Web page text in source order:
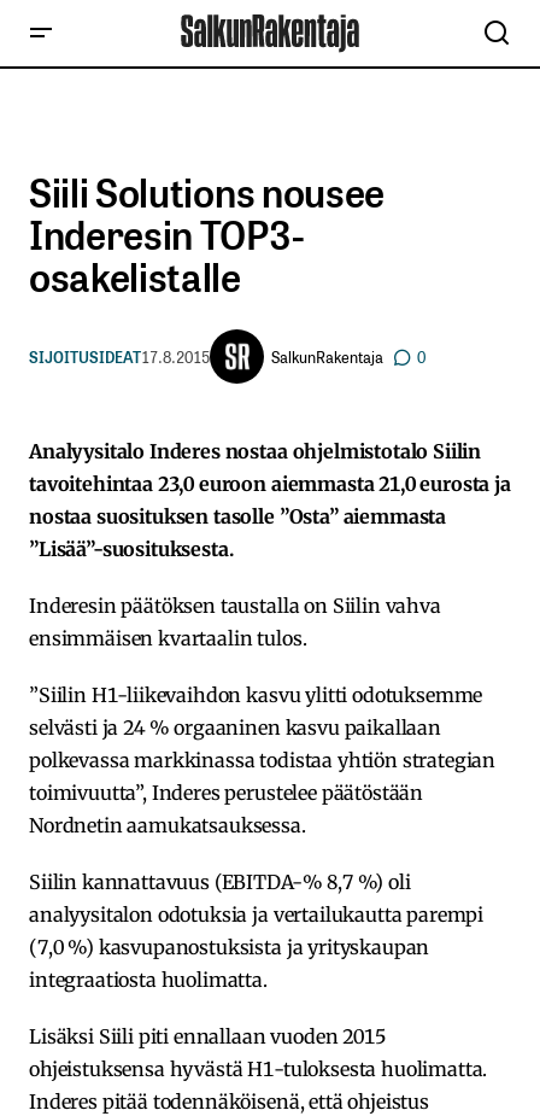
Siili Solutions nousee
Inderesin TOP3-
osakelistalle
SIJOITUSIDEAT17.8.2015 SalkunRakentaja 0
Analyysitalo Inderes nostaa ohjelmistotalo Siilin
tavoitehintaa 23,0 euroon aiemmasta 21,0 eurosta ja
nostaa suosituksen tasolle ”Osta” aiemmasta
”Lisää”-suosituksesta.
Inderesin päätöksen taustalla on Siilin vahva
ensimmäisen kvartaalin tulos.
”Siilin H1-liikevaihdon kasvu ylitti odotuksemme
selvästi ja 24 % orgaaninen kasvu paikallaan
polkevassa markkinassa todistaa yhtiön strategian
toimivuutta”, Inderes perustelee päätöstään
Nordnetin aamukatsauksessa.
Siilin kannattavuus (EBITDA-% 8,7 %) oli
analyysitalon odotuksia ja vertailukautta parempi
(7,0 %) kasvupanostuksista ja yrityskaupan
integraatiosta huolimatta.
Lisäksi Siili piti ennallaan vuoden 2015
ohjeistuksensa hyvästä H1-tuloksesta huolimatta.
Inderes pitää todennäköisenä, että ohjeistus